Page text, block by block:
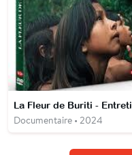
Documentaire • 2024